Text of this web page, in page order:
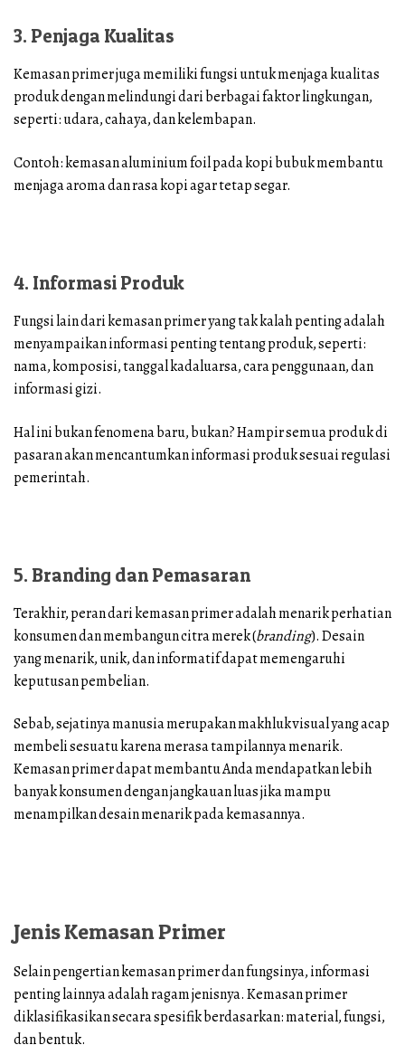
3. Penjaga Kualitas
Kemasan primer juga memiliki fungsi untuk menjaga kualitas
produk dengan melindungi dari berbagai faktor lingkungan,
seperti: udara, cahaya, dan kelembapan.
Contoh: kemasan aluminium foil pada kopi bubuk membantu
menjaga aroma dan rasa kopi agar tetap segar.
4. Informasi Produk
Fungsi lain dari kemasan primer yang tak kalah penting adalah
menyampaikan informasi penting tentang produk, seperti:
nama, komposisi, tanggal kadaluarsa, cara penggunaan, dan
informasi gizi.
Hal ini bukan fenomena baru, bukan? Hampir semua produk di
pasaran akan mencantumkan informasi produk sesuai regulasi
pemerintah.
5. Branding dan Pemasaran
Terakhir, peran dari kemasan primer adalah menarik perhatian
konsumen dan membangun citra merek (branding). Desain
yang menarik, unik, dan informatif dapat memengaruhi
keputusan pembelian.
Sebab, sejatinya manusia merupakan makhluk visual yang acap
membeli sesuatu karena merasa tampilannya menarik.
Kemasan primer dapat membantu Anda mendapatkan lebih
banyak konsumen dengan jangkauan luas jika mampu
menampilkan desain menarik pada kemasannya.
Jenis Kemasan Primer
Selain pengertian kemasan primer dan fungsinya, informasi
penting lainnya adalah ragam jenisnya. Kemasan primer
diklasifikasikan secara spesifik berdasarkan: material, fungsi,
dan bentuk.